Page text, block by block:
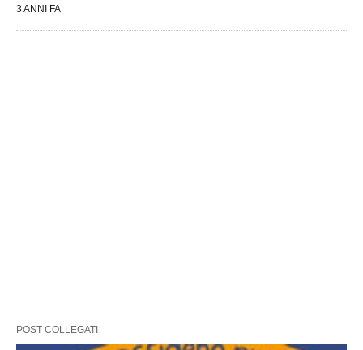
3 ANNI FA
POST COLLEGATI